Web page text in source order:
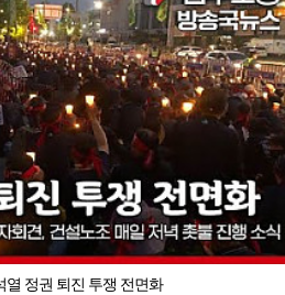
열 정권 퇴진 투쟁 전면화